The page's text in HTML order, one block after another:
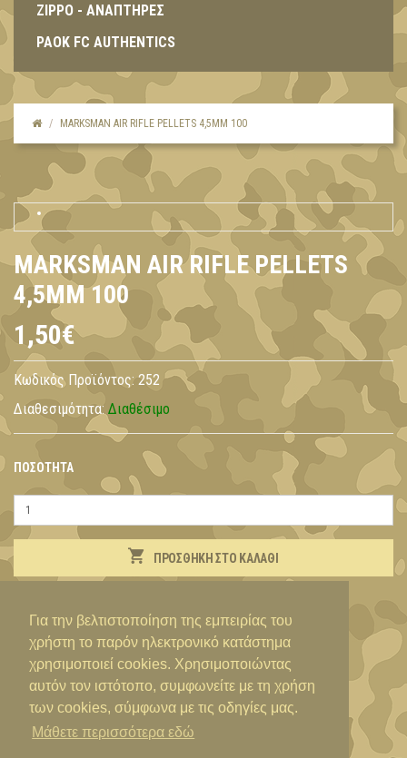
Για την βελτιστοποίηση της εμπειρίας του
χρήστη το παρόν ηλεκτρονικό κατάστημα
χρησιμοποιεί cookies. Χρησιμοποιώντας
αυτόν τον ιστότοπο, συμφωνείτε με τη χρήση
των cookies, σύμφωνα με τις οδηγίες μας.
Μάθετε περισσότερα εδώ
ZIPPO - ΑΝΑΠΤΗΡΕΣ
PAOK FC AUTHENTICS
MARKSMAN AIR RIFLE PELLETS 4,5MM 100
MARKSMAN AIR RIFLE PELLETS
4,5MM 100
1,50€
Κωδικός Προϊόντος: 252
Διαθεσιμότητα: Διαθέσιμο
ΠΟΣΌΤΗΤΑ
ΠΡΟΣΘΉΚΗ ΣΤΟ ΚΑΛΆΘΙ
ΠΕΡΙΓΡΑΦΉ
Στρογγυλά σφαιρίδια 4,5mm. 100τεμάχια